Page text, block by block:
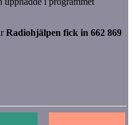
Radiohjälpen fick in 662 869